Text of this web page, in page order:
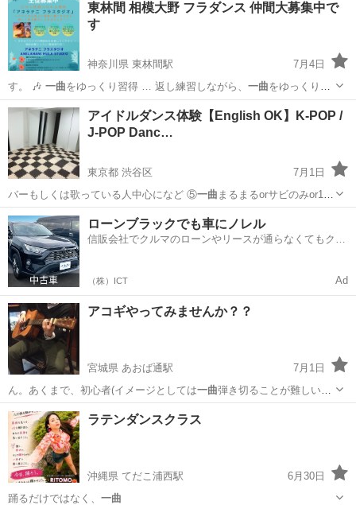
東林間 相模大野 フラダンス 仲間大募集中で
す
神奈川県 東林間駅
7月4日
す。 🎶 一曲をゆっくり習得 … 返し練習しながら、 一曲をゆっくり時
間をか…
神奈川 相模原市 東林間駅 フラダンス
アイドルダンス体験【English OK】K-POP /
J-POP Danc…
東京都 渋谷区
7月1日
バーもしくは歌っている人中心になど ⑤一曲 まるまるorサビのみor1番
のみ等の振…
東京 渋谷区 その他 POP
ローンブラックでも車にノレル
信販会社でクルマのローンやリースが通らなくてもクル
（株）ICT Ad
アコギやってみませんか？？
宮城県 あおば通駅
7月1日
ん。あくまで、初心者(イメージとしては一曲弾き切ることが難しい方)
が対象です。 …
宮城 仙台市 あおば通駅
ラテンダンスクラス
沖縄県 てだこ浦西駅
6月30日
踊るだけではなく、 一曲